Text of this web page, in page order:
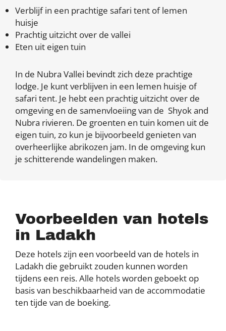
Verblijf in een prachtige safari tent of lemen
huisje
Prachtig uitzicht over de vallei
Eten uit eigen tuin
In de Nubra Vallei bevindt zich deze prachtige
lodge. Je kunt verblijven in een lemen huisje of
safari tent. Je hebt een prachtig uitzicht over de
omgeving en de samenvloeiing van de Shyok and
Nubra rivieren. De groenten en tuin komen uit de
eigen tuin, zo kun je bijvoorbeeld genieten van
overheerlijke abrikozen jam. In de omgeving kun
je schitterende wandelingen maken.
Voorbeelden van hotels
in Ladakh
Deze hotels zijn een voorbeeld van de hotels in
Ladakh die gebruikt zouden kunnen worden
tijdens een reis. Alle hotels worden geboekt op
basis van beschikbaarheid van de accommodatie
ten tijde van de boeking.